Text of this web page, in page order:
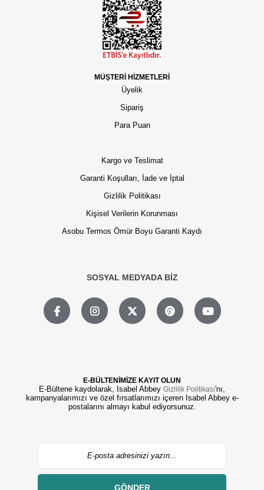
MÜŞTERİ HİZMETLERİ
Üyelik
Sipariş
Para Puan
Kargo ve Teslimat
Garanti Koşulları, İade ve İptal
Gizlilik Politikası
Kişisel Verilerin Korunması
Asobu Termos Ömür Boyu Garanti Kaydı
SOSYAL MEDYADA BİZ
E-BÜLTENİMİZE KAYIT OLUN
E-Bültene kaydolarak, Isabel Abbey Gizlilik Politikası'nı,
kampanyalarımızı ve özel fırsatlarımızı içeren Isabel Abbey e-
postalarını almayı kabul ediyorsunuz.
GÖNDER